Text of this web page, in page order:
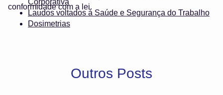
Corporativa
Laudos voltados à Saúde e Segurança do Trabalho
Dosimetrias
conformidade com a lei.
Outros Posts